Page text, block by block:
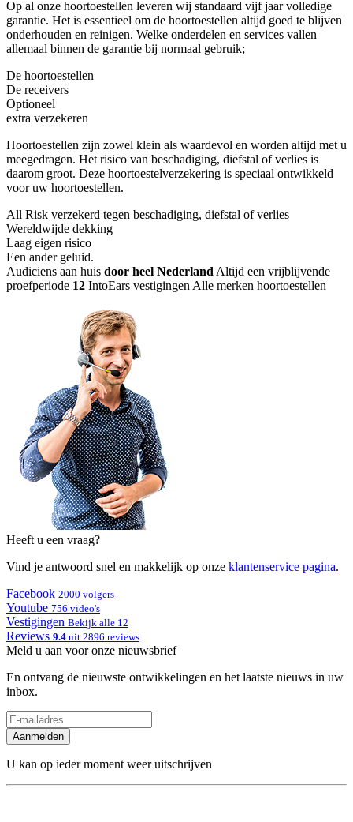
Op al onze hoortoestellen leveren wij standaard vijf jaar volledige
garantie. Het is essentieel om de hoortoestellen altijd goed te blijven
onderhouden en reinigen. Welke onderdelen en services vallen
allemaal binnen de garantie bij normaal gebruik;
De hoortoestellen
De receivers
Optioneel
extra verzekeren
Hoortoestellen zijn zowel klein als waardevol en worden altijd met u
meegedragen. Het risico van beschadiging, diefstal of verlies is
daarom groot. Deze hoortoestelverzekering is speciaal ontwikkeld
voor uw hoortoestellen.
All Risk verzekerd tegen beschadiging, diefstal of verlies
Wereldwijde dekking
Laag eigen risico
Een ander geluid.
Audiciens aan huis door heel Nederland Altijd een vrijblijvende
proefperiode 12 IntoEars vestigingen Alle merken hoortoestellen
Heeft u een vraag?
Vind je antwoord snel en makkelijk op onze klantenservice pagina.
Facebook 2000 volgers
Youtube 756 video's
Vestigingen Bekijk alle 12
Reviews 9.4 uit 2896 reviews
Meld u aan voor onze nieuwsbrief
En ontvang de nieuwste ontwikkelingen en het laatste nieuws in uw
inbox.
Aanmelden
U kan op ieder moment weer uitschrijven